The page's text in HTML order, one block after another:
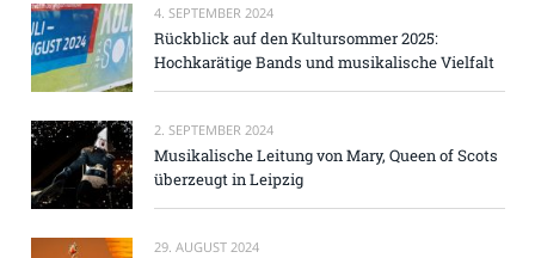
4. SEPTEMBER 2024
Rückblick auf den Kultursommer 2025:
Hochkarätige Bands und musikalische Vielfalt
2. SEPTEMBER 2024
Musikalische Leitung von Mary, Queen of Scots
überzeugt in Leipzig
29. AUGUST 2024